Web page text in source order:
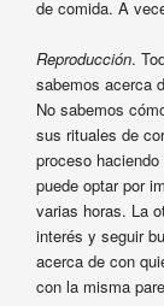
de comida. A
Reproducción.
sabemos acerca
No sabemos
sus rituales de
proceso
puede optar por
varias horas. La
interés y seguir
acerca de con
con la misma